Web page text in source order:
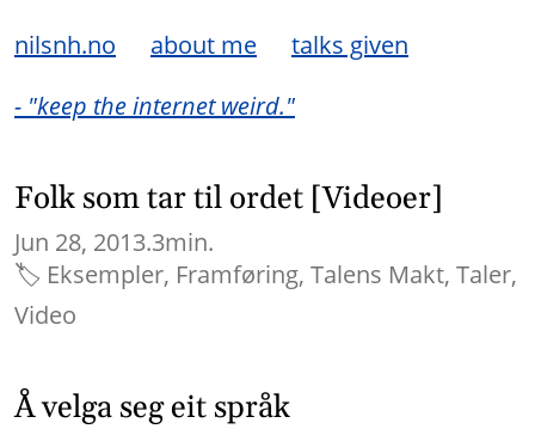
nilsnh.no about me
talks given
- "keep the internet weird."
Folk som tar til ordet [Videoer]
Jun 28, 2013.3min.
🏷 Eksempler Framføring Talens Makt Taler
Video
Å velga seg eit språk